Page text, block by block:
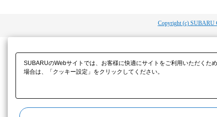
Copyright (c) SUBARU
SUBARUのWebサイトでは、お客様に快適にサイトをご利用いただく
場合は、「クッキー設定」をクリックしてください。​